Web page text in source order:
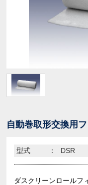
自動巻取形交換用
型式 ： DSR
ダスクリーンロールフ